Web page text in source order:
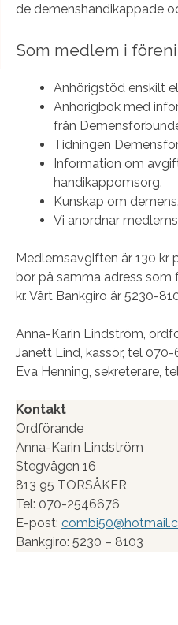
de demenshandikappade
Som medlem i
Anhörigstöd enskilt
Anhörigbok med
från
Tidningen
Information om
handikappomsorg.
Kunskap om demens.
Vi anordnar
Medlemsavgiften är 130 kr
bor på samma adress
kr. Vårt Bankgiro är 5230-
Anna-Karin Lindström,
Janett Lind, kassör, tel
Eva Henning, sekreterare,
Kontakt
Ordförande
Anna-Karin Lindström
Stegvägen 16
813 95 TORSÅKER
Tel: 070-2546676
E-post:
Bankgiro: 5230 – 8103